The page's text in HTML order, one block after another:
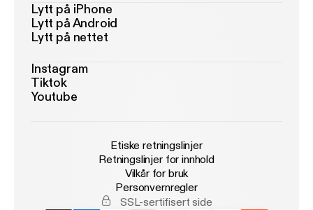
Lytt på iPhone
Lytt på Android
Lytt på nettet
Instagram
Tiktok
Youtube
Etiske retningslinjer
Retningslinjer for innhold
Vilkår for bruk
Personvernregler
SSL-sertifisert side